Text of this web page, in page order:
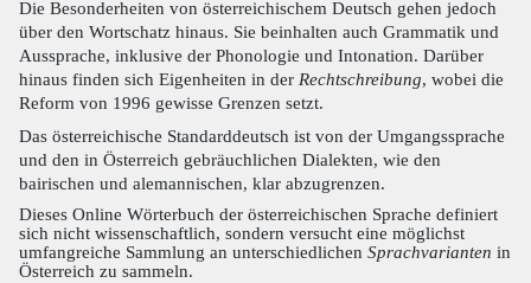
Die Besonderheiten von österreichischem Deutsch gehen jedoch
über den Wortschatz hinaus. Sie beinhalten auch Grammatik und
Aussprache, inklusive der Phonologie und Intonation. Darüber
hinaus finden sich Eigenheiten in der Rechtschreibung, wobei die
Reform von 1996 gewisse Grenzen setzt.
Das österreichische Standarddeutsch ist von der Umgangssprache
und den in Österreich gebräuchlichen Dialekten, wie den
bairischen und alemannischen, klar abzugrenzen.
Dieses Online Wörterbuch der österreichischen Sprache definiert
sich nicht wissenschaftlich, sondern versucht eine möglichst
umfangreiche Sammlung an unterschiedlichen Sprachvarianten in
Österreich zu sammeln.